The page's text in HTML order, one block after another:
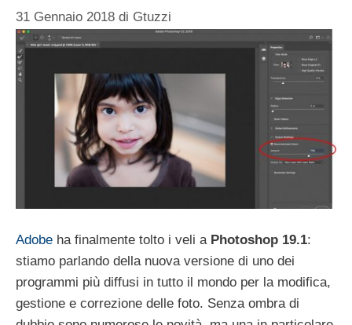
31 Gennaio 2018 di Gtuzzi
Adobe ha finalmente tolto i veli a Photoshop 19.1:
stiamo parlando della nuova versione di uno dei
programmi più diffusi in tutto il mondo per la modifica,
gestione e correzione delle foto. Senza ombra di